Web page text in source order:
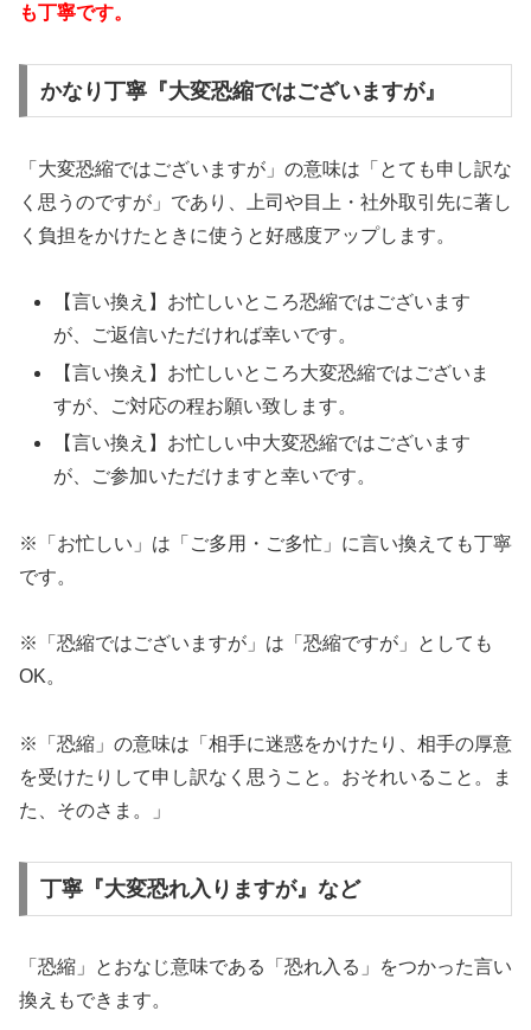
も丁寧です。
かなり丁寧『大変恐縮ではございますが』
「大変恐縮ではございますが」の意味は「とても申し訳な
く思うのですが」であり、上司や目上・社外取引先に著し
く負担をかけたときに使うと好感度アップします。
【言い換え】お忙しいところ恐縮ではございます
が、ご返信いただければ幸いです。
【言い換え】お忙しいところ大変恐縮ではございま
すが、ご対応の程お願い致します。
【言い換え】お忙しい中大変恐縮ではございます
が、ご参加いただけますと幸いです。
※「お忙しい」は「ご多用・ご多忙」に言い換えても丁寧
です。
※「恐縮ではございますが」は「恐縮ですが」としても
OK。
※「恐縮」の意味は「相手に迷惑をかけたり、相手の厚意
を受けたりして申し訳なく思うこと。おそれいること。ま
た、そのさま。」
丁寧『大変恐れ入りますが』など
「恐縮」とおなじ意味である「恐れ入る」をつかった言い
換えもできます。